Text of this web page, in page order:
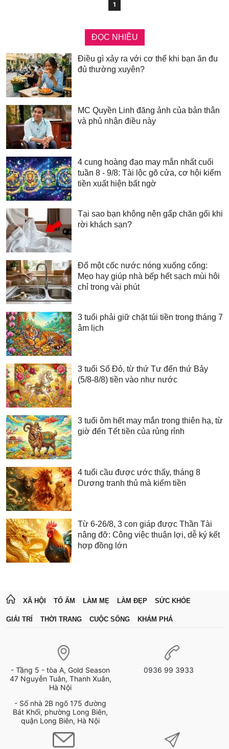
1
ĐỌC NHIỀU
Điều gì xảy ra với cơ thể khi bạn ăn đu
đủ thường xuyên?
MC Quyền Linh đăng ảnh của bản thân
và phủ nhận điều này
4 cung hoàng đạo may mắn nhất cuối
tuần 8 - 9/8: Tài lộc gõ cửa, cơ hội kiếm
tiền xuất hiện bất ngờ
Tại sao bạn không nên gấp chăn gối khi
rời khách sạn?
Đổ một cốc nước nóng xuống cống:
Mẹo hay giúp nhà bếp hết sạch mùi hôi
chỉ trong vài phút
3 tuổi phải giữ chặt túi tiền trong tháng 7
âm lịch
3 tuổi Số Đỏ, từ thứ Tư đến thứ Bảy
(5/8-8/8) tiền vào như nước
3 tuổi ôm hết may mắn trong thiên hạ, từ
giờ đến Tết tiền của rủng rỉnh
4 tuổi cầu được ước thấy, tháng 8
Dương tranh thủ mà kiếm tiền
Từ 6-26/8, 3 con giáp được Thần Tài
nâng đỡ: Công việc thuận lợi, dễ ký kết
hợp đồng lớn
XÃ HỘI TỔ ẤM LÀM MẸ LÀM ĐẸP SỨC KHỎE
GIẢI TRÍ THỜI TRANG CUỘC SỐNG KHÁM PHÁ
- Tầng 5 - tòa A, Gold Season
47 Nguyễn Tuân, Thanh Xuân,
Hà Nội
- Số nhà 2B ngõ 175 đường
Bát Khối, phường Long Biên,
quận Long Biên, Hà Nội
0936 99 3933